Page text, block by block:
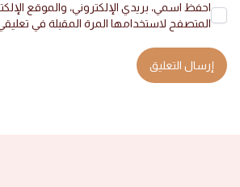
احفظ اسمي، بريدي الإلكتروني، والموقع
المتصفح لاستخدامها المرة المقبلة في